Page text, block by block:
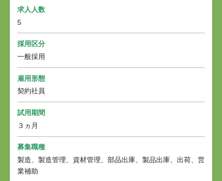
求人人数
5
採用区分
一般採用
雇用形態
契約社員
試用期間
３ヵ月
募集職種
製造、製造管理、資材管理、部品出庫、製品出庫、出荷、営
業補助